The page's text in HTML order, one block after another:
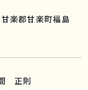
楽郡甘楽町福島
正則